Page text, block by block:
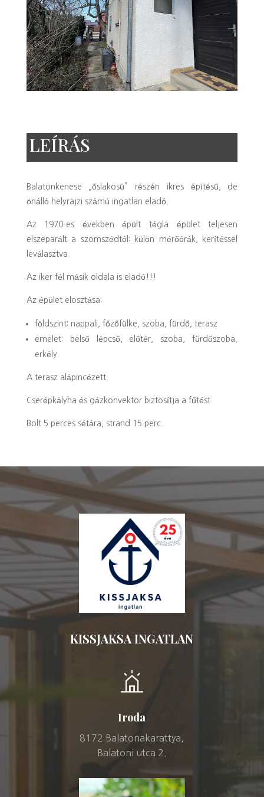
LEÍRÁS
Balatonkenese „őslakosú” részén ikres építésű, de
önálló helyrajzi számú ingatlan eladó.
Az 1970-es években épült tégla épület teljesen
elszeparált a szomszédtól: külön mérőórák, kerítéssel
leválasztva.
Az iker fél másik oldala is eladó!!!
Az épület elosztása:
földszint: nappali, főzőfülke, szoba, fürdő, terasz
emelet: belső lépcső, előtér, szoba, fürdőszoba,
erkély.
A terasz alápincézett.
Cserépkályha és gázkonvektor biztosítja a fűtést.
Bolt 5 perces sétára, strand 15 perc.
KISSJAKSA INGATLAN
Iroda
8172 Balatonakarattya,
Balatoni utca 2.